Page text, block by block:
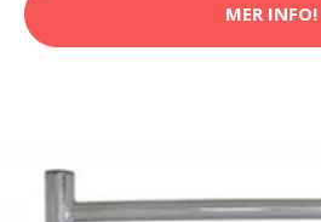
MER INFO!